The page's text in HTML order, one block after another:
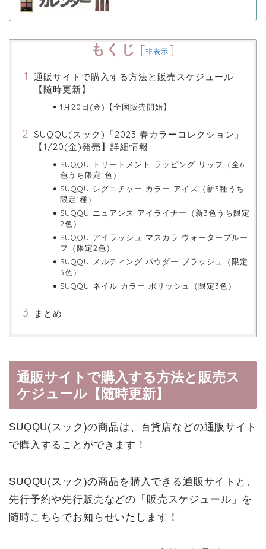
もくじ [非表示 ]
通販サイトで購入する方法と販売スケジュール
【随時更新】
1月20日(金)【全国販売開始】
SUQQU(スック)「2023 春カラーコレクション」
【1/20(金)発売】詳細情報
SUQQU トリートメント ラッピング リップ（全6
色うち限定1色）
SUQQU シグニチャー カラー アイズ（新3種うち
限定1種）
SUQQU ニュアンス アイライナー（新3色うち限定
2色）
SUQQU アイラッシュ マスカラ ウォータープルー
フ（限定2色）
SUQQU メルティング パウダー ブラッシュ（限定
3色）
SUQQU ネイル カラー ポリッシュ（限定3色）
まとめ
通販サイトで購入する方法と販売ス
ケジュール【随時更新】
SUQQU(スック)の商品は、百貨店などの通販サイト
で購入することができます！
SUQQU(スック)の商品を購入できる通販サイトと、
先行予約や先行販売などの「販売スケジュール」を
随時こちらでお知らせいたします！